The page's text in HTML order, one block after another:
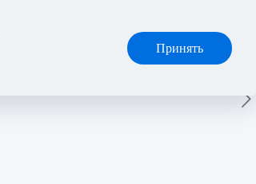
Заказать звонок!
Принять